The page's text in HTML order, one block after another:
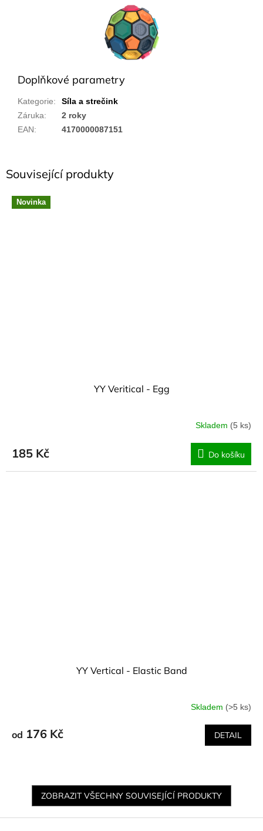
Související produkty
Novinka
YY Veritical - Egg
Skladem (5 ks)
185 Kč Do košíku
YY Vertical - Elastic Band
Skladem (>5 ks)
od 176 Kč DETAIL
ZOBRAZIT VŠECHNY SOUVISEJÍCÍ PRODUKTY
Doplňkové parametry
Kategorie:
Síla a strečink
Záruka:
2 roky
EAN: 4170000087151
Z